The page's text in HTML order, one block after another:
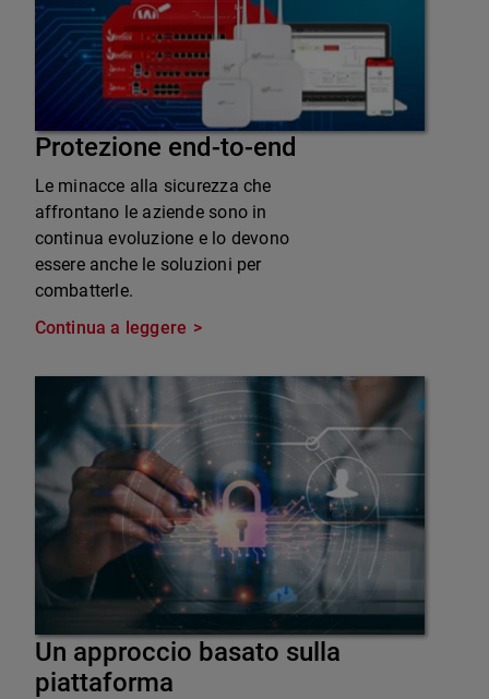
Protezione end-to-end
Le minacce alla sicurezza che
affrontano le aziende sono in
continua evoluzione e lo devono
essere anche le soluzioni per
combatterle.
Continua a leggere
Un approccio basato sulla
piattaforma